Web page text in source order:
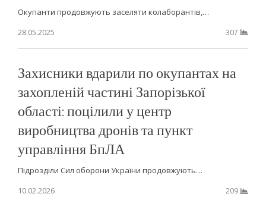
Окупанти продовжують заселяти колаборантів,…
28.05.2025
307
Захисники вдарили по окупантах на
захопленій частині Запорізької
області: поцілили у центр
виробництва дронів та пункт
управління БпЛА
Підрозділи Сил оборони України продовжують…
10.02.2026
209